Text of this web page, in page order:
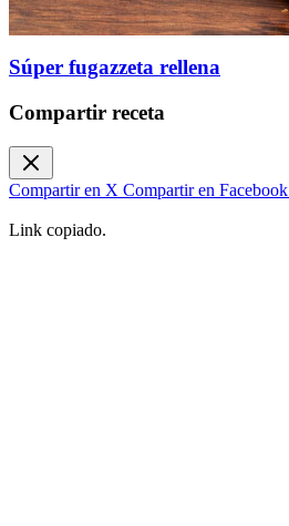
Súper fugazzeta rellena
Compartir receta
Compartir en X Compartir en Facebook
Link copiado.